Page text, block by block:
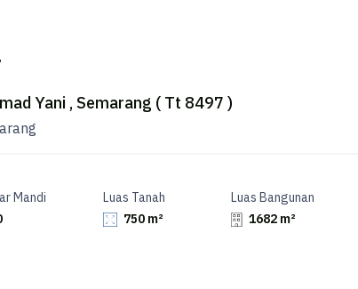
Yani , Semarang ( Tt 8497 )
Mandi
Luas Tanah
750 m²
Luas Bangunan
1682 m²